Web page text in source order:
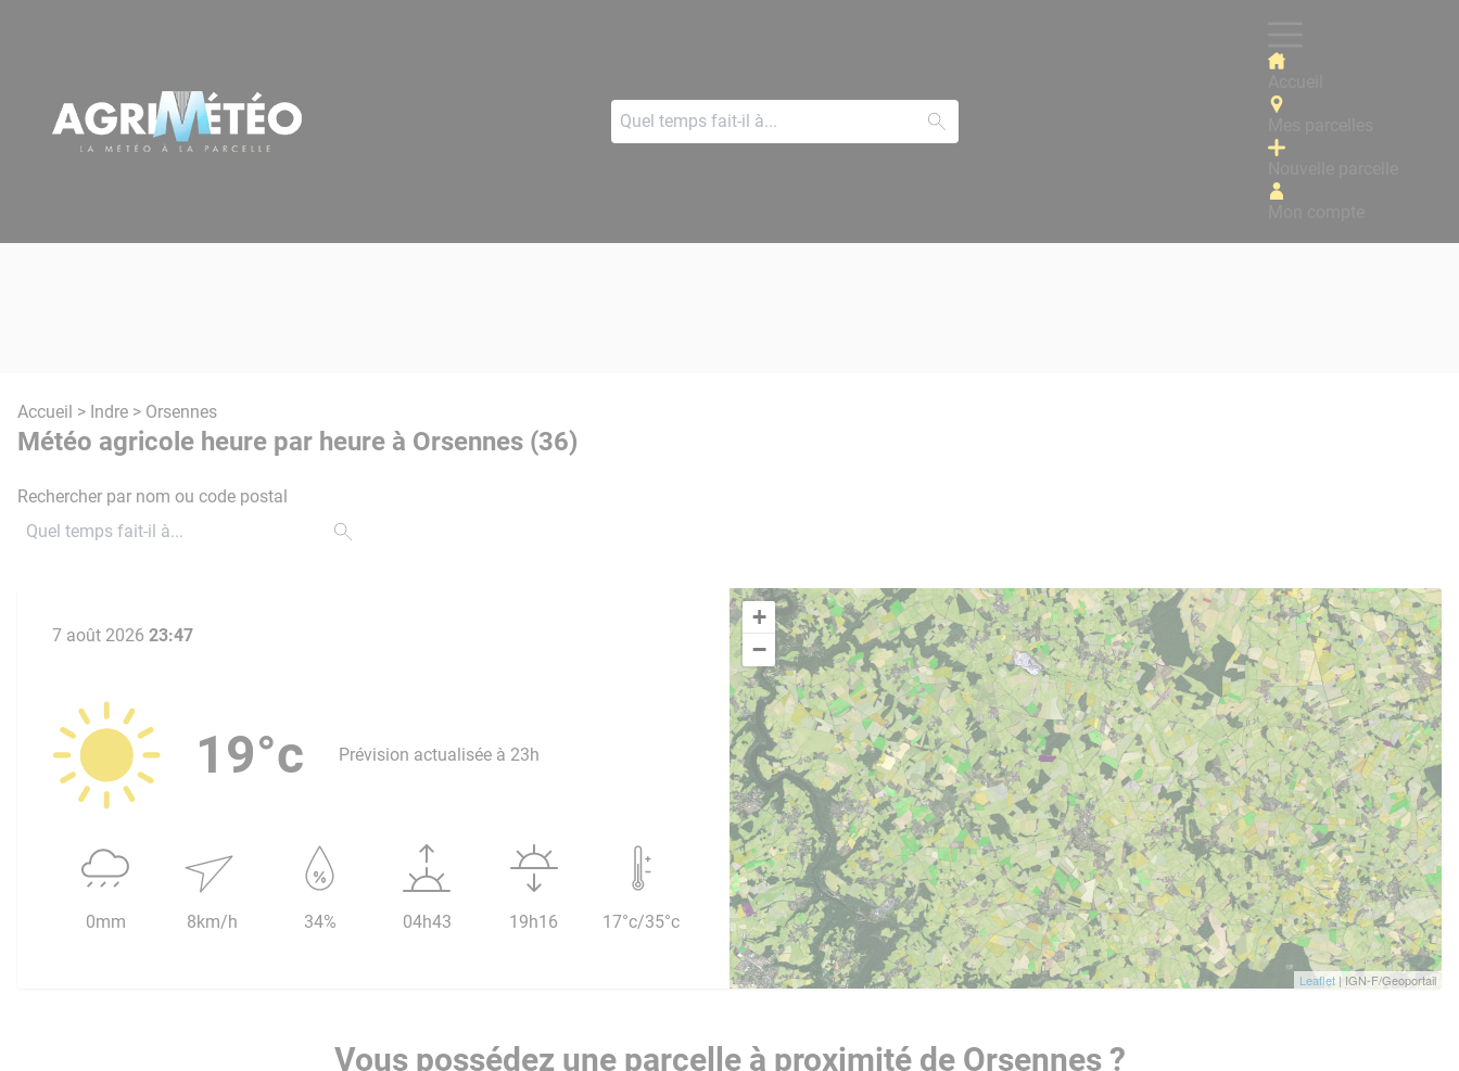
Accueil > Indre > Orsennes
Météo agricole heure par heure à Orsennes (36)
Rechercher par nom ou code postal
+
−
Leaflet | IGN-F/Geoportail
7 août 2026 23:47
19°c Prévision actualisée à 23h
0mm 8km/h 34% 04h43 19h16 17°c/35°c
Vous possédez une parcelle à proximité de Orsennes ?